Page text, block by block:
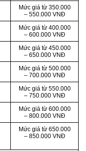
Mức giá từ 350.000
– 550.000 VNĐ
Mức giá từ 400.000
– 600.000 VNĐ
Mức giá từ 450.000
– 650.000 VNĐ
Mức giá từ 500.000
– 700.000 VNĐ
Mức giá từ 550.000
– 750.000 VNĐ
Mức giá từ 600.000
– 800.000 VNĐ
Mức giá từ 650.000
– 850.000 VNĐ